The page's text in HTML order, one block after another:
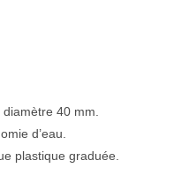
40 mm.
d’eau.
plastique graduée.